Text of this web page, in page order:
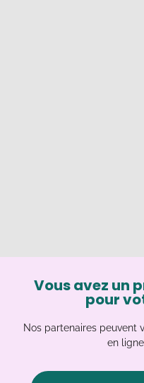
Vous avez un
pour
Nos partenaires peuvent
en